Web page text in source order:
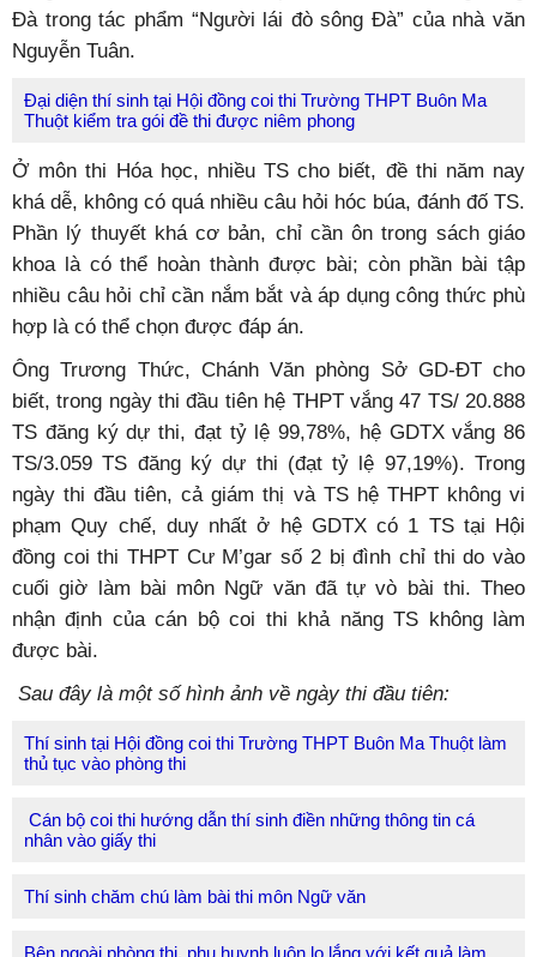
Đà trong tác phẩm “Người lái đò sông Đà” của nhà văn
Nguyễn Tuân.
Đại diện thí sinh tại Hội đồng coi thi Trường THPT Buôn Ma
Thuột kiểm tra gói đề thi được niêm phong
Ở môn thi Hóa học, nhiều TS cho biết, đề thi năm nay
khá dễ, không có quá nhiều câu hỏi hóc búa, đánh đố TS.
Phần lý thuyết khá cơ bản, chỉ cần ôn trong sách giáo
khoa là có thể hoàn thành được bài; còn phần bài tập
nhiều câu hỏi chỉ cần nắm bắt và áp dụng công thức phù
hợp là có thể chọn được đáp án.
Ông Trương Thức, Chánh Văn phòng Sở GD-ĐT cho
biết, trong ngày thi đầu tiên hệ THPT vắng 47 TS/ 20.888
TS đăng ký dự thi, đạt tỷ lệ 99,78%, hệ GDTX vắng 86
TS/3.059 TS đăng ký dự thi (đạt tỷ lệ 97,19%). Trong
ngày thi đầu tiên, cả giám thị và TS hệ THPT không vi
phạm Quy chế, duy nhất ở hệ GDTX có 1 TS tại Hội
đồng coi thi THPT Cư M’gar số 2 bị đình chỉ thi do vào
cuối giờ làm bài môn Ngữ văn đã tự vò bài thi. Theo
nhận định của cán bộ coi thi khả năng TS không làm
được bài.
Sau đây là một số hình ảnh về ngày thi đầu tiên:
Thí sinh tại Hội đồng coi thi Trường THPT Buôn Ma Thuột làm
thủ tục vào phòng thi
Cán bộ coi thi hướng dẫn thí sinh điền những thông tin cá
nhân vào giấy thi
Thí sinh chăm chú làm bài thi môn Ngữ văn
Bên ngoài phòng thi, phụ huynh luôn lo lắng với kết quả làm